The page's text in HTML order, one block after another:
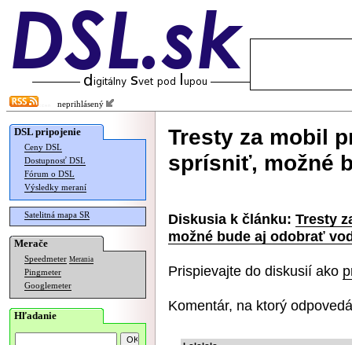
neprihlásený
DSL pripojenie
Ceny DSL
Dostupnosť DSL
Fórum o DSL
Výsledky meraní
Satelitná mapa SR
Merače
Speedmeter Merania
Pingmeter
Googlemeter
Hľadanie
Tresty za mobil
sprísniť, možné
Diskusia k článku: Tresty
možné bude aj odobrať
Prispievajte do diskusií ako
Komentár, na ktorý